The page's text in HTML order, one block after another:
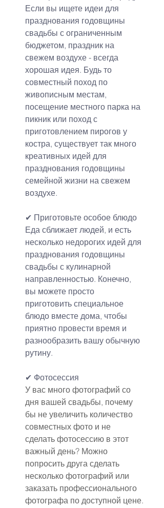
Если вы ищете идеи для
празднования годовщины
свадьбы с ограниченным
бюджетом, праздник на
свежем воздухе - всегда
хорошая идея. Будь то
совместный поход по
живописным местам,
посещение местного парка на
пикник или поход с
приготовлением пирогов у
костра, существует так много
креативных идей для
празднования годовщины
семейной жизни на свежем
воздухе.
✔ Приготовьте особое блюдо
Еда сближает людей, и есть
несколько недорогих идей для
празднования годовщины
свадьбы с кулинарной
направленностью. Конечно,
вы можете просто
приготовить специальное
блюдо вместе дома, чтобы
приятно провести время и
разнообразить вашу обычную
рутину.
✔ Фотосессия
У вас много фотографий со
дня вашей свадьбы, почему
бы не увеличить количество
совместных фото и не
сделать фотосессию в этот
важный день? Можно
попросить друга сделать
несколько фотографий или
заказать профессионального
фотографа по доступной цене.